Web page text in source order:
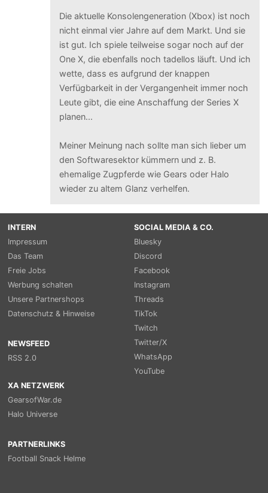
Die aktuelle Konsolengeneration (Xbox) ist noch
nicht einmal vier Jahre auf dem Markt. Und sie
ist gut. Ich spiele teilweise sogar noch auf der
One X, die ebenfalls noch tadellos läuft. Und ich
wette, dass es aufgrund der knappen
Verfügbarkeit in der Vergangenheit immer noch
Leute gibt, die eine Anschaffung der Series X
planen...
Meiner Meinung nach sollte man sich lieber um
den Softwaresektor kümmern und z. B.
ehemalige Zugpferde wie Gears oder Halo
wieder zu altem Glanz verhelfen.
INTERN
Impressum
Das Team
Freie Jobs
Werbung schalten
Unsere Partnershops
Datenschutz & Hinweise
NEWSFEED
RSS 2.0
SOCIAL MEDIA & CO.
Bluesky
Discord
Facebook
Instagram
Threads
TikTok
Twitch
Twitter/X
WhatsApp
YouTube
XA NETZWERK
GearsofWar.de
Halo Universe
PARTNERLINKS
Football Snack Helme